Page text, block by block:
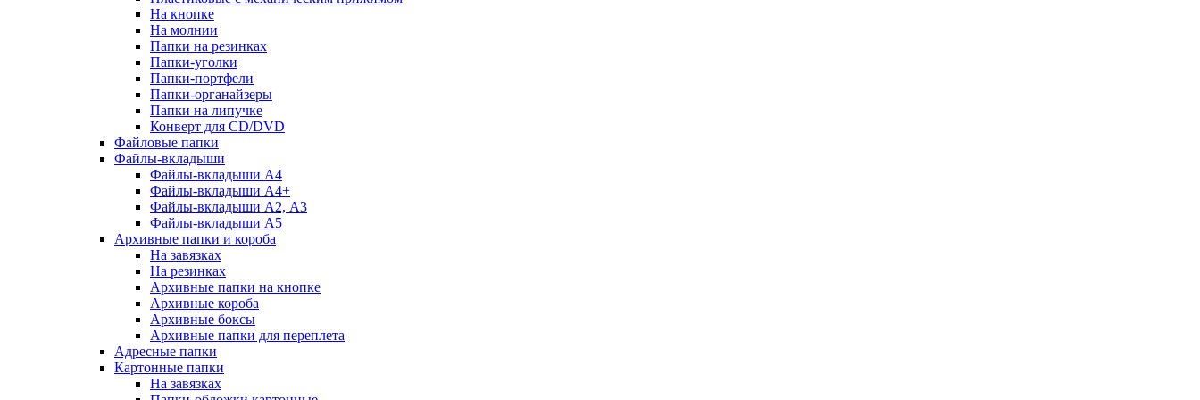
На кнопке
На молнии
Папки на резинках
Папки-уголки
Папки-портфели
Папки-органайзеры
Папки на липучке
Конверт для CD/DVD
Файловые папки
Файлы-вкладыши
Файлы-вкладыши А4
Файлы-вкладыши А4+
Файлы-вкладыши А2, А3
Файлы-вкладыши А5
Архивные папки и короба
На завязках
На резинках
Архивные папки на кнопке
Архивные короба
Архивные боксы
Архивные папки для переплета
Адресные папки
Картонные папки
На завязках